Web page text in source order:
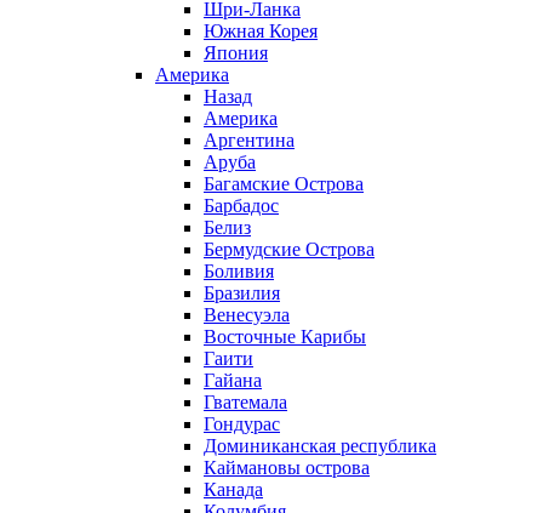
Шри-Ланка
Южная Корея
Япония
Америка
Назад
Америка
Аргентина
Аруба
Багамские Острова
Барбадос
Белиз
Бермудские Острова
Боливия
Бразилия
Венесуэла
Восточные Карибы
Гаити
Гайана
Гватемала
Гондурас
Доминиканская республика
Каймановы острова
Канада